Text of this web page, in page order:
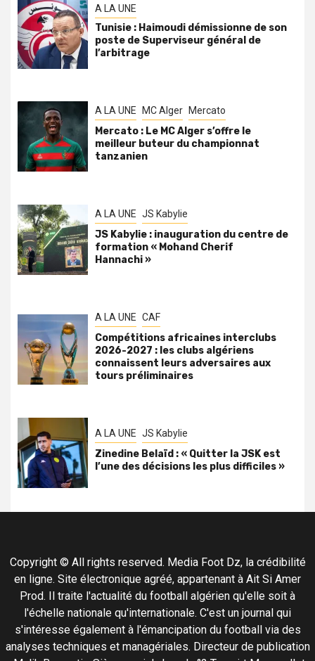
A LA UNE
Tunisie : Haimoudi démissionne de son
poste de Superviseur général de
l’arbitrage
A LA UNE MC Alger Mercato
Mercato : Le MC Alger s’offre le
meilleur buteur du championnat
tanzanien
A LA UNE JS Kabylie
JS Kabylie : inauguration du centre de
formation « Mohand Cherif
Hannachi »
A LA UNE CAF
Compétitions africaines interclubs
2026-2027 : les clubs algériens
connaissent leurs adversaires aux
tours préliminaires
A LA UNE JS Kabylie
Zinedine Belaïd : « Quitter la JSK est
l’une des décisions les plus difficiles »
Copyright © All rights reserved. Media Foot Dz, la crédibilité
en ligne. Site électronique agréé, appartenant à Ait Si Amer
Prod. Il traite l'actualité du football algérien qu'elle soit à
l'échelle nationale qu'internationale. C'est un journal qui
s'intéresse également à l'émancipation du football via des
analyses techniques et managériales. Directeur de publication